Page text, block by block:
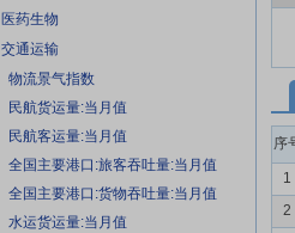
医药生物
交通运输
物流景气指数
民航货运量:当月值
民航客运量:当月值
全国主要港口:旅客吞吐量:当月值
全国主要港口:货物吞吐量:当月值
水运货运量:当月值
序
1
2